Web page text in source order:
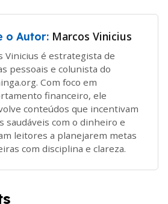
o Autor: Marcos Vinicius
Vinicius é estrategista de
pessoais e colunista do
Com foco em
financeiro, ele
conteúdos que incentivam
saudáveis com o dinheiro e
leitores a planejarem metas
com disciplina e clareza.